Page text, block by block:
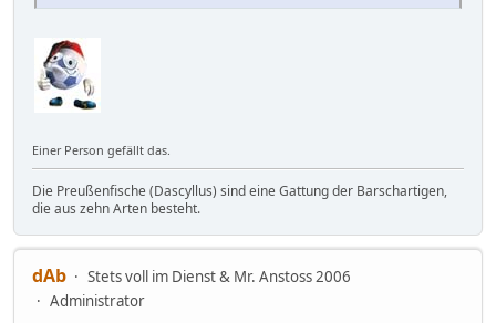
Einer Person gefällt das.
Die Preußenfische (Dascyllus) sind eine Gattung der Barschartigen,
die aus zehn Arten besteht.
dAb
Stets voll im Dienst & Mr. Anstoss 2006
Administrator